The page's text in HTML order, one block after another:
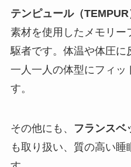
テンピュール（TEMPUR
素材を使用したメモリー
駆者です。体温や体圧に
一人一人の体型にフィッ
す。
その他にも、 フランスベ
も取り扱い、質の高い睡